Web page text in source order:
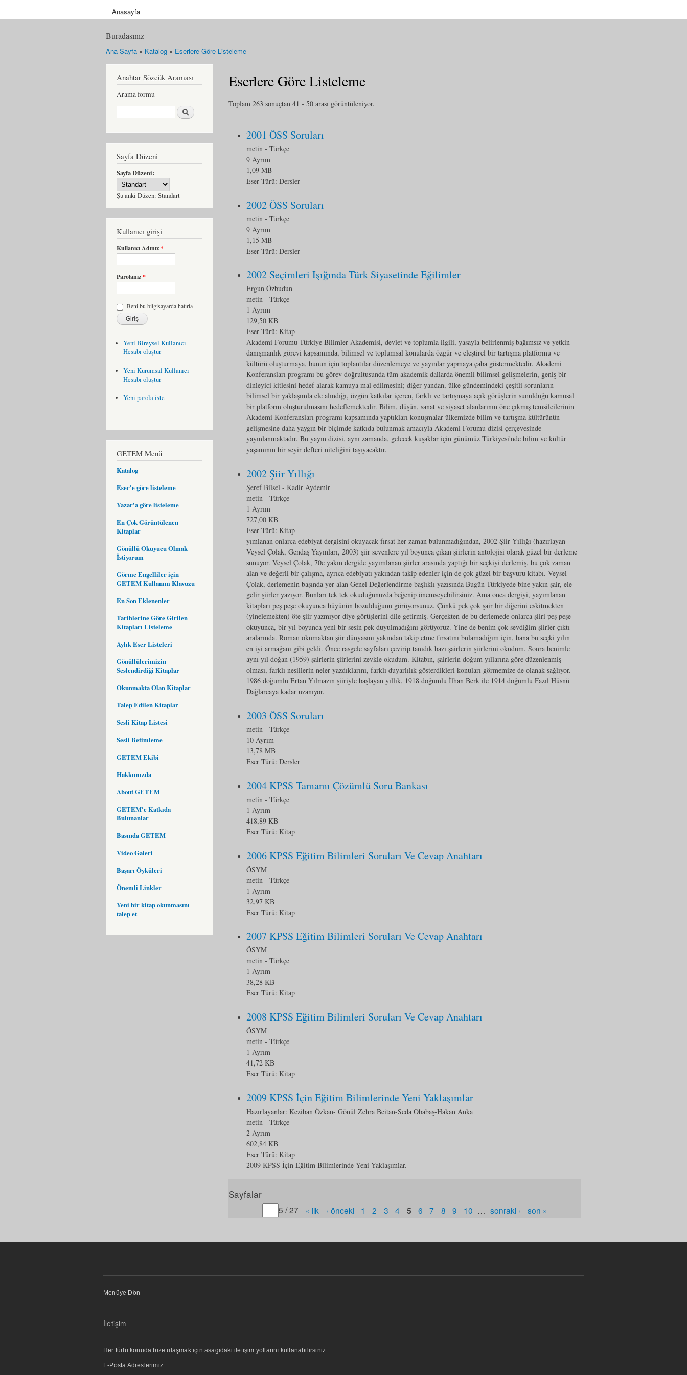
Anasayfa
Buradasınız
Ana Sayfa » Katalog » Eserlere Göre Listeleme
Anahtar Sözcük Araması
Arama formu
Ara
Sayfa Düzeni
Sayfa Düzeni:
Şu anki Düzen: Standart
Kullanıcı girişi
Kullanıcı Adınız*
Parolanız*
Beni bu bilgisayarda hatırla
Yeni Bireysel Kullanıcı
Hesabı oluştur
Yeni Kurumsal Kullanıcı
Hesabı oluştur
Yeni parola iste
GETEM Menü
Katalog
Eser'e göre listeleme
Yazar'a göre listeleme
En Çok Görüntülenen
Kitaplar
Gönüllü Okuyucu Olmak
İstiyorum
Görme Engelliler için
GETEM Kullanım Klavuzu
En Son Eklenenler
Tarihlerine Göre Girilen
Kitapları Listeleme
Aylık Eser Listeleri
Gönüllülerimizin
Seslendirdiği Kitaplar
Okunmakta Olan Kitaplar
Talep Edilen Kitaplar
Sesli Kitap Listesi
Sesli Betimleme
GETEM Ekibi
Hakkımızda
About GETEM
GETEM'e Katkıda
Bulunanlar
Basında GETEM
Video Galeri
Başarı Öyküleri
Önemli Linkler
Yeni bir kitap okunmasını
talep et
Eserlere Göre Listeleme
Toplam 263 sonuçtan 41 - 50 arası görüntüleniyor.
2001 ÖSS Soruları
metin - Türkçe
9 Ayrım
1,09 MB
Eser Türü: Dersler
2002 ÖSS Soruları
metin - Türkçe
9 Ayrım
1,15 MB
Eser Türü: Dersler
2002 Seçimleri Işığında Türk Siyasetinde Eğilimler
Ergun Özbudun
metin - Türkçe
1 Ayrım
129,50 KB
Eser Türü: Kitap
Akademi Forumu Türkiye Bilimler Akademisi, devlet ve toplumla ilgili, yasayla belirlenmiş bağımsız ve yetkin
danışmanlık görevi kapsamında, bilimsel ve toplumsal konularda özgür ve eleştirel bir tartışma platformu ve
kültürü oluşturmaya, bunun için toplantılar düzenlemeye ve yayınlar yapmaya çaba göstermektedir. Akademi
Konferansları programı bu görev doğrultusunda tüm akademik dallarda önemli bilimsel gelişmelerin, geniş bir
dinleyici kitlesini hedef alarak kamuya mal edilmesini; diğer yandan, ülke gündemindeki çeşitli sorunların
bilimsel bir yaklaşımla ele alındığı, özgün katkılar içeren, farklı ve tartışmaya açık görüşlerin sunulduğu kamusal
bir platform oluşturulmasını hedeflemektedir. Bilim, düşün, sanat ve siyaset alanlarının öne çıkmış temsilcilerinin
Akademi Konferansları programı kapsamında yaptıkları konuşmalar ülkemizde bilim ve tartışma kültürünün
gelişmesine daha yaygın bir biçimde katkıda bulunmak amacıyla Akademi Forumu dizisi çerçevesinde
yayınlanmaktadır. Bu yayın dizisi, aynı zamanda, gelecek kuşaklar için günümüz Türkiyesi'nde bilim ve kültür
yaşamının bir seyir defteri niteliğini taşıyacaktır.
2002 Şiir Yıllığı
Şeref Bilsel - Kadir Aydemir
metin - Türkçe
1 Ayrım
727,00 KB
Eser Türü: Kitap
yımlanan onlarca edebiyat dergisini okuyacak fırsat her zaman bulunmadığından, 2002 Şiir Yıllığı (hazırlayan
Veysel Çolak, Gendaş Yayınları, 2003) şiir sevenlere yıl boyunca çıkan şiirlerin antolojisi olarak güzel bir derleme
sunuyor. Veysel Çolak, 70e yakın dergide yayımlanan şiirler arasında yaptığı bir seçkiyi derlemiş, bu çok zaman
alan ve değerli bir çalışma, ayrıca edebiyatı yakından takip edenler için de çok güzel bir başvuru kitabı. Veysel
Çolak, derlemenin başında yer alan Genel Değerlendirme başlıklı yazısında Bugün Türkiyede bine yakın şair, ele
gelir şiirler yazıyor. Bunları tek tek okuduğunuzda beğenip önemseyebilirsiniz. Ama onca dergiyi, yayımlanan
kitapları peş peşe okuyunca büyünün bozulduğunu görüyorsunuz. Çünkü pek çok şair bir diğerini eskitmekten
(yinelemekten) öte şiir yazmıyor diye görüşlerini dile getirmiş. Gerçekten de bu derlemede onlarca şiiri peş peşe
okuyunca, bir yıl boyunca yeni bir sesin pek duyulmadığını görüyoruz. Yine de benim çok sevdiğim şiirler çıktı
aralarında. Roman okumaktan şiir dünyasını yakından takip etme fırsatını bulamadığım için, bana bu seçki yılın
en iyi armağanı gibi geldi. Önce rasgele sayfaları çevirip tanıdık bazı şairlerin şiirlerini okudum. Sonra benimle
aynı yıl doğan (1959) şairlerin şiirlerini zevkle okudum. Kitabın, şairlerin doğum yıllarına göre düzenlenmiş
olması, farklı nesillerin neler yazdıklarını, farklı duyarlılık gösterdikleri konuları görmemize de olanak sağlıyor.
1986 doğumlu Ertan Yılmazın şiiriyle başlayan yıllık, 1918 doğumlu İlhan Berk ile 1914 doğumlu Fazıl Hüsnü
Dağlarcaya kadar uzanıyor.
2003 ÖSS Soruları
metin - Türkçe
10 Ayrım
13,78 MB
Eser Türü: Dersler
2004 KPSS Tamamı Çözümlü Soru Bankası
metin - Türkçe
1 Ayrım
418,89 KB
Eser Türü: Kitap
2006 KPSS Eğitim Bilimleri Soruları Ve Cevap Anahtarı
ÖSYM
metin - Türkçe
1 Ayrım
32,97 KB
Eser Türü: Kitap
2007 KPSS Eğitim Bilimleri Soruları Ve Cevap Anahtarı
ÖSYM
metin - Türkçe
1 Ayrım
38,28 KB
Eser Türü: Kitap
2008 KPSS Eğitim Bilimleri Soruları Ve Cevap Anahtarı
ÖSYM
metin - Türkçe
1 Ayrım
41,72 KB
Eser Türü: Kitap
2009 KPSS İçin Eğitim Bilimlerinde Yeni Yaklaşımlar
Hazırlayanlar: Keziban Özkan- Gönül Zehra Beitan-Seda Obabaş-Hakan Anka
metin - Türkçe
2 Ayrım
602,84 KB
Eser Türü: Kitap
2009 KPSS İçin Eğitim Bilimlerinde Yeni Yaklaşımlar.
Sayfalar
Gitmek istediğiniz sayfa numarasını belirtin
5 / 27 « ilk ‹ önceki 1 2 3 4 5 6 7 8 9 10 … sonraki › son »
Menüye Dön
İletişim
Her türlü konuda bize ulaşmak için asagıdaki iletişim yollarını kullanabilirsiniz..
E-Posta Adreslerimiz: